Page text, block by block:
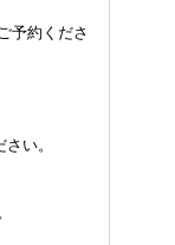
予約くださ
い。